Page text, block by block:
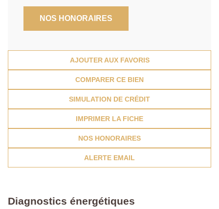
NOS HONORAIRES
AJOUTER AUX FAVORIS
COMPARER CE BIEN
SIMULATION DE CRÉDIT
IMPRIMER LA FICHE
NOS HONORAIRES
ALERTE EMAIL
Diagnostics énergétiques